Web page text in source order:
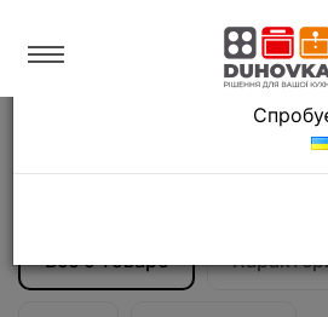
Мойки и смесители
Смеситель кухонный
Все о товаре
Язык магазина